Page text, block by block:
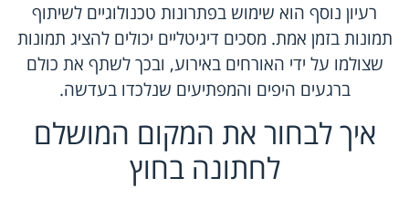
רעיון נוסף הוא שימוש בפתרונות טכנולוגיים לשיתוף
תמונות בזמן אמת. מסכים דיגיטליים יכולים להציג תמונות
שצולמו על ידי האורחים באירוע, ובכך לשתף את כולם
ברגעים היפים והמפתיעים שנלכדו בעדשה.
איך לבחור את המקום המושלם
לחתונה בחוץ